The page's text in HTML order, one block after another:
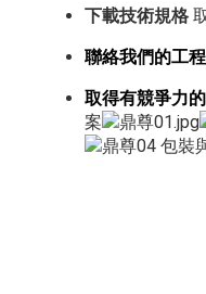
下載技術規格
聯絡我們的工
取得有競爭力
案